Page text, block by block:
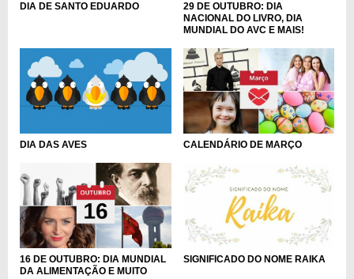
DIA DE SANTO EDUARDO
29 DE OUTUBRO: DIA
NACIONAL DO LIVRO, DIA
MUNDIAL DO AVC E MAIS!
DIA DAS AVES CALENDÁRIO DE MARÇO
16 DE OUTUBRO: DIA MUNDIAL
DA ALIMENTAÇÃO E MUITO
SIGNIFICADO DO NOME RAIKA